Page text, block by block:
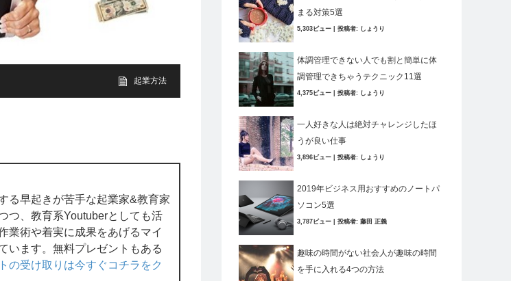
起業方法
る早起きが苦手な起業家&教育家
つ、教育系Youtuberとしても活
業術や着実に成果をあげるマイ
います。無料プレゼントもある
の受け取りは今すぐコチラをク
まる対策5選
5,303ビュー 投稿者: しょうり
体調管理できない人でも割と簡単に体
調管理できちゃうテクニック11選
4,375ビュー 投稿者: しょうり
一人好きな人は絶対チャレンジしたほ
うが良い仕事
3,896ビュー 投稿者: しょうり
2019年ビジネス用おすすめのノートパ
ソコン5選
3,787ビュー 投稿者: 藤田 正義
趣味の時間がない社会人が趣味の時間
を手に入れる4つの方法